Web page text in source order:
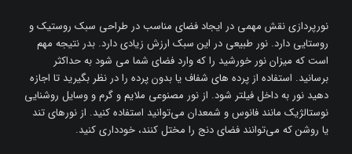
نورپردازی نقش مهمی در ایجاد فضای مناسب در طراحی سبک روستیک و
روستایی دارد. نور طبیعی در این سبک ارزش زیادی دارد. بدر نتیجه مهم
است که میزان نور خورشید را که وارد فضای شما می شود به حداکثر
برسانید. استفاده از پرده های شفاف یا بدون پرده را در نظر بگیرید تا اجازه
دهید نور به داخل فیلتر شود. از نور مصنوعی ملایم و گرم و وسایل روشنایی
نوستالژیک مانند فانوس و شمعدان می‌توانید استفاده کنید. از نورهای تند
یا روشن که می‌توانند فضای دنج را مختل کنند، خودداری کنید.